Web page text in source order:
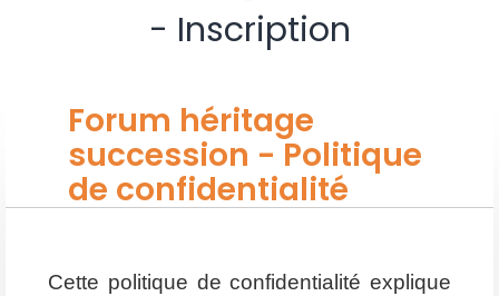
- Inscription
Forum héritage
succession - Politique
de confidentialité
Cette politique de confidentialité explique